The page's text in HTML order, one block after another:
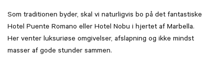
Som traditionen byder, skal vi naturligvis bo på det fantastiske
Hotel Puente Romano eller Hotel Nobu i hjertet af Marbella.
Her venter luksuriøse omgivelser, afslapning og ikke mindst
masser af gode stunder sammen.